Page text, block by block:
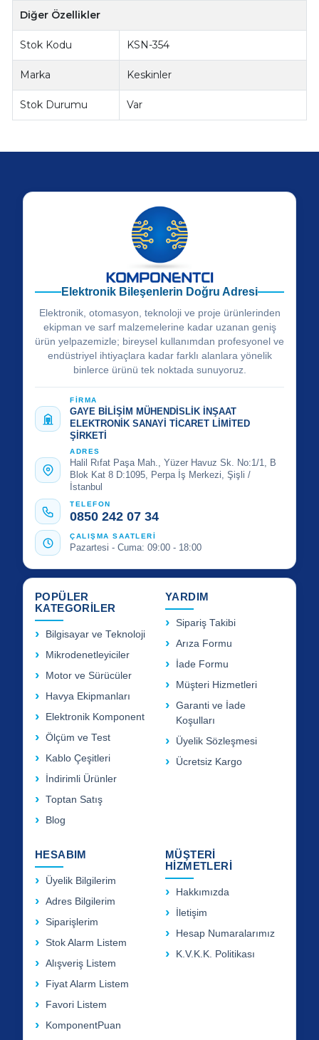
Diğer Özellikler
Stok Kodu KSN-354
Marka Keskinler
Stok Durumu Var
Elektronik Bileşenlerin Doğru Adresi
Elektronik, otomasyon, teknoloji ve proje ürünlerinden
ekipman ve sarf malzemelerine kadar uzanan geniş
ürün yelpazemizle; bireysel kullanımdan profesyonel ve
endüstriyel ihtiyaçlara kadar farklı alanlara yönelik
binlerce ürünü tek noktada sunuyoruz.
FİRMA
GAYE BİLİŞİM MÜHENDİSLİK İNŞAAT
ELEKTRONİK SANAYİ TİCARET LİMİTED
ŞİRKETİ
ADRES
Halil Rıfat Paşa Mah., Yüzer Havuz Sk. No:1/1, B
Blok Kat 8 D:1095, Perpa İş Merkezi, Şişli /
İstanbul
TELEFON
0850 242 07 34
ÇALIŞMA SAATLERİ
Pazartesi - Cuma: 09:00 - 18:00
POPÜLER
KATEGORİLER
Bilgisayar ve Teknoloji
Mikrodenetleyiciler
Motor ve Sürücüler
Havya Ekipmanları
Elektronik Komponent
Ölçüm ve Test
Kablo Çeşitleri
İndirimli Ürünler
Toptan Satış
Blog
YARDIM
Sipariş Takibi
Arıza Formu
İade Formu
Müşteri Hizmetleri
Garanti ve İade
Koşulları
Üyelik Sözleşmesi
Ücretsiz Kargo
HESABIM
Üyelik Bilgilerim
Adres Bilgilerim
Siparişlerim
Stok Alarm Listem
Alışveriş Listem
Fiyat Alarm Listem
Favori Listem
KomponentPuan
MÜŞTERİ
HİZMETLERİ
Hakkımızda
İletişim
Hesap Numaralarımız
K.V.K.K. Politikası